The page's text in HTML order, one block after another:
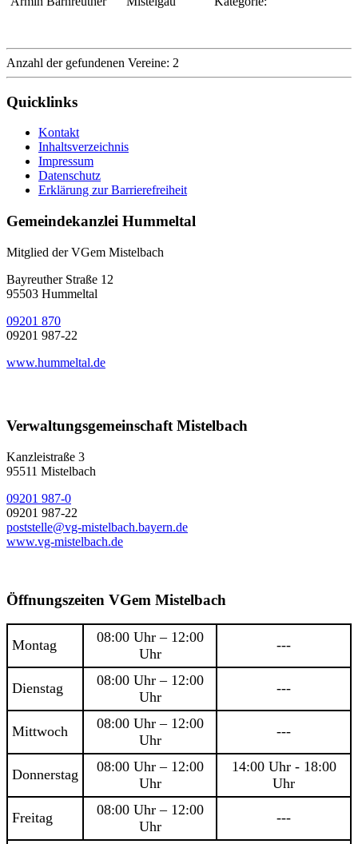
Anzahl der gefundenen Vereine: 2
Quicklinks
Kontakt
Inhaltsverzeichnis
Impressum
Datenschutz
Erklärung zur Barrierefreiheit
Gemeindekanzlei Hummeltal
Mitglied der VGem Mistelbach
Bayreuther Straße 12
95503 Hummeltal
09201 870
09201 987-22
www.hummeltal.de
Verwaltungsgemeinschaft Mistelbach
Kanzleistraße 3
95511 Mistelbach
09201 987-0
09201 987-22
poststelle@vg-mistelbach.bayern.de
www.vg-mistelbach.de
Öffnungszeiten VGem Mistelbach
Montag
08:00 Uhr – 12:00
Uhr
---
Dienstag
08:00 Uhr – 12:00
Uhr
---
Mittwoch
08:00 Uhr – 12:00
Uhr
---
Donnerstag
08:00 Uhr – 12:00
Uhr
14:00 Uhr - 18:00
Uhr
Freitag
08:00 Uhr – 12:00
Uhr
---